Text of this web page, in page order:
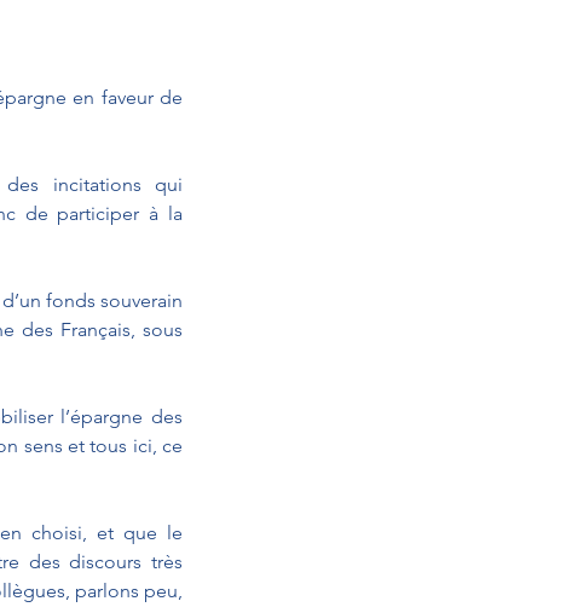
en faveur de
incitations qui
de participer à la
fonds souverain
des Français, sous
l’épargne des
sens et tous ici, ce
choisi, et que le
des discours très
parlons peu,